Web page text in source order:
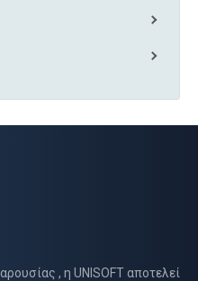
, η UNISOFT αποτελεί